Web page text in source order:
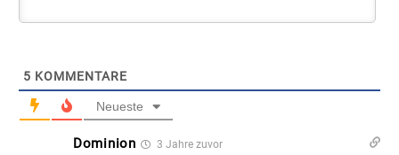
5 KOMMENTARE
Neueste
Dominion 3 Jahre zuvor